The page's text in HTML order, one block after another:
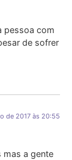
pessoa com
de sofrer
de 2017 às 20:55
mas a gente